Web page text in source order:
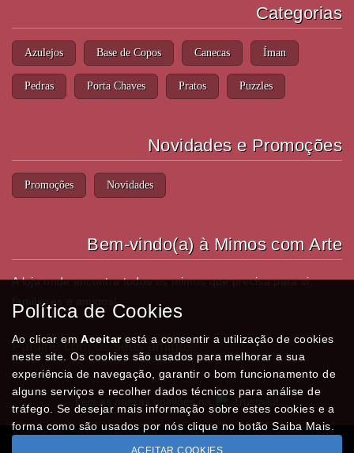
Categorias
Azulejos Base de Copos Canecas Íman
Pedras Porta Chaves Pratos Puzzles
Novidades e Promoções
Promoções Novidades
Bem-vindo(a) à Mimos com Arte
A loja onde encontra todos os mimos que precisa para si,
familiares e amigos!
Partilhe com os seus amigos!
Leia as nossas opiniões na Trustpilot
Política de Cookies
Ao clicar emAceitarestá a consentir a utilização de cookies
neste site. Os cookies são usados para melhorar a sua
experiência de navegação, garantir o bom funcionamento de
alguns serviços e recolher dados técnicos para análise de
tráfego. Se desejar mais informação sobre estes cookies e a
forma como são usados por nós clique no botão Saiba Mais.
ACEITAR COOKIES